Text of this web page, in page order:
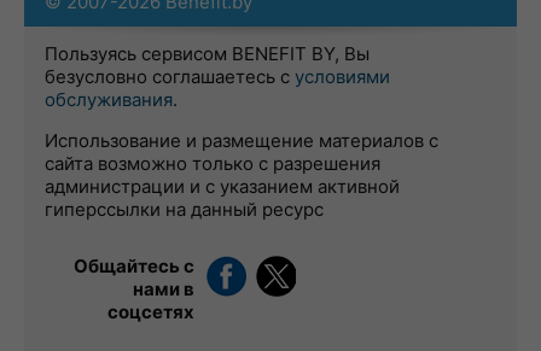
Пользуясь сервисом BENEFIT BY, Вы
безусловно соглашаетесь с условиями
обслуживания.
Использование и размещение материалов с
сайта возможно только с разрешения
администрации и с указанием активной
гиперссылки на данный ресурс
Общайтесь с
нами в
соцсетях